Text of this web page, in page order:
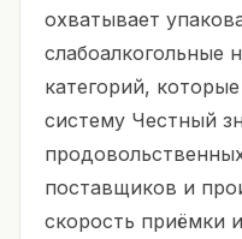
охватывает
слабоалкогольные
категорий,
систему Честный
поставщиков и
скорость приёмки